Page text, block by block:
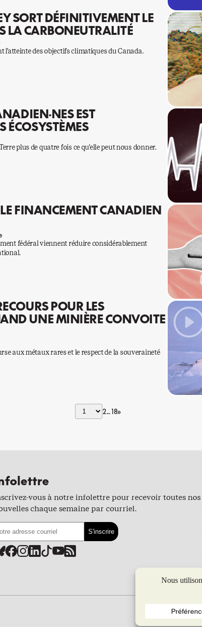
SORT DÉFINITIVEMENT LE
LA CARBONEUTRALITÉ
l’atteinte des objectifs climatiques du Canada.
EST
ÉCOSYSTÈMES
plus de quatre fois ce qu’elle peut nous donner.
FINANCEMENT CANADIEN
fédéral viennent réduire considérablement
POUR LES
UNE MINIÈRE CONVOITE
aux métaux rares et le respect de la souveraineté
2 18»
vous à notre infolettre pour recevoir toutes nos
chaque semaine par courriel.